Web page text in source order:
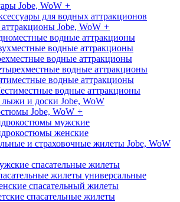
Jobe, WoW +
для водных аттракционов
Jobe, WoW +
водные аттракционы
водные аттракционы
водные аттракционы
водные аттракционы
водные аттракционы
водные аттракционы
и доски Jobe, WoW
Jobe, WoW +
мужские
женские
и страховочные жилеты Jobe, WoW
спасательные жилеты
жилеты универсальные
спасательный жилеты
спасательные жилеты